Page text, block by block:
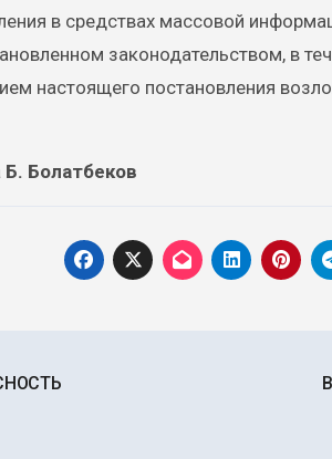
в средствах массовой
законодательством, в
настоящего постановления
Б. Болатбеков